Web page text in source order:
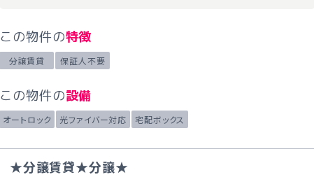
この物件の特徴
分譲賃貸 保証人不要
この物件の設備
オートロック 光ファイバー対応 宅配ボックス
★分譲賃貸★分譲★